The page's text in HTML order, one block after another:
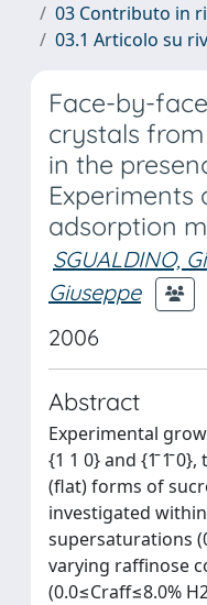
03 Contributo in
03.1 Articolo su
Face-by-
crystals
in the
Experiments
adsorption
SGUALDINO,
Giuseppe
2006
Abstract
Experimental
{1 1 0} and {1̄ 1̄
(flat) forms of
investigated
supersaturations
varying raffinose
(0.0≤Craff≤8.0%